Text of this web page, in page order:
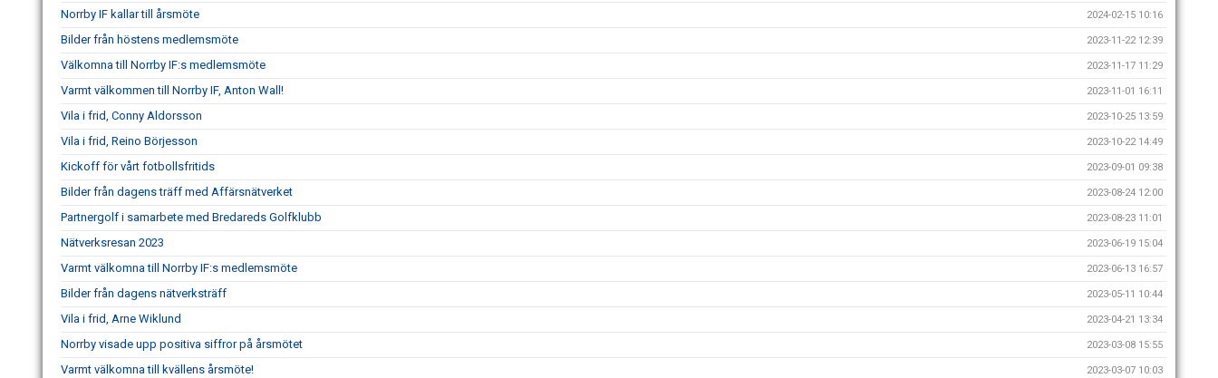
Norrby IF kallar till årsmöte 2024-02-15 10:16
Bilder från höstens medlemsmöte 2023-11-22 12:39
Välkomna till Norrby IF:s medlemsmöte 2023-11-17 11:29
Varmt välkommen till Norrby IF, Anton Wall! 2023-11-01 16:11
Vila i frid, Conny Aldorsson 2023-10-25 13:59
Vila i frid, Reino Börjesson 2023-10-22 14:49
Kickoff för vårt fotbollsfritids 2023-09-01 09:38
Bilder från dagens träff med Affärsnätverket 2023-08-24 12:00
Partnergolf i samarbete med Bredareds Golfklubb 2023-08-23 11:01
Nätverksresan 2023 2023-06-19 15:04
Varmt välkomna till Norrby IF:s medlemsmöte 2023-06-13 16:57
Bilder från dagens nätverksträff 2023-05-11 10:44
Vila i frid, Arne Wiklund 2023-04-21 13:34
Norrby visade upp positiva siffror på årsmötet 2023-03-08 15:55
Varmt välkomna till kvällens årsmöte! 2023-03-07 10:03